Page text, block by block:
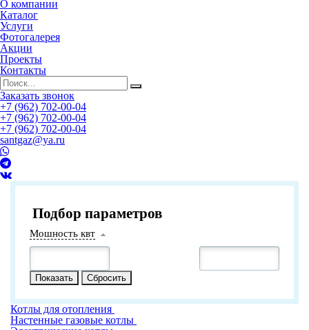
О компании
Каталог
Услуги
Фотогалерея
Акции
Проекты
Контакты
Заказать звонок
+7 (962) 702-00-04
+7 (962) 702-00-04
+7 (962) 702-00-04
santgaz@ya.ru
Подбор параметров
Мошность квт
Котлы для отопления
Настенные газовые котлы